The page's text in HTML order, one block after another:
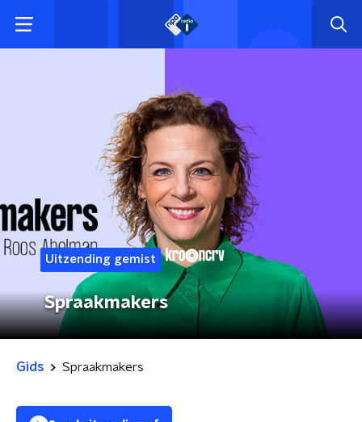
Uitzending gemist
Spraakmakers
Gids Spraakmakers